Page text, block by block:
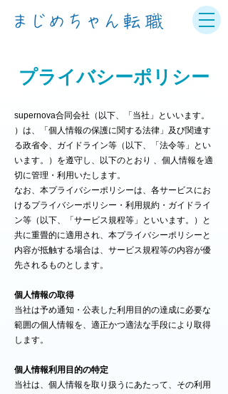
プライバシーポリシー
supernova合同会社（以下、「当社」といいます。
）は、「個人情報の保護に関する法律」及び関連す
る政省令、ガイドライン等（以下、「法令等」とい
います。）を遵守し、以下のとおり 、個人情報を適
切に管理・利用いたします。
なお、本プライバシーポリシーは、各サービスにお
けるプライバシーポリシー・利用規約・ガイドライ
ン等（以下、「サービス規程等」といいます。）と
共に重畳的に適用され、本プライバシーポリシーと
内容が抵触する場合は、サービス規程等の内容が優
先されるものとします。
個人情報の取得
当社は予め通知・公表した利用目的の達成に必要な
範囲の個人情報を、適正かつ適法な手段により取得
します。
個人情報利用目的の特定
当社は、個人情報を取り扱うにあたって、その利用